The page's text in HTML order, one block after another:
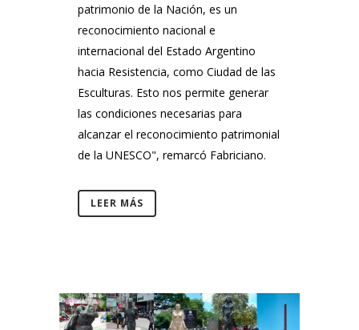
patrimonio de la Nación, es un
reconocimiento nacional e
internacional del Estado Argentino
hacia Resistencia, como Ciudad de las
Esculturas. Esto nos permite generar
las condiciones necesarias para
alcanzar el reconocimiento patrimonial
de la UNESCO", remarcó Fabriciano.
LEER MÁS